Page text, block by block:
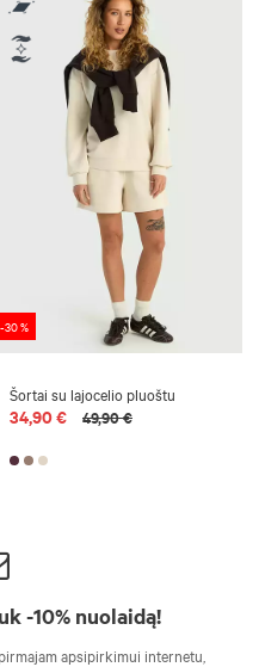
-30 %
Šortai su lajocelio pluoštu
34,90 € 49,90 €
-10% nuolaidą!
apsipirkimui internetu,